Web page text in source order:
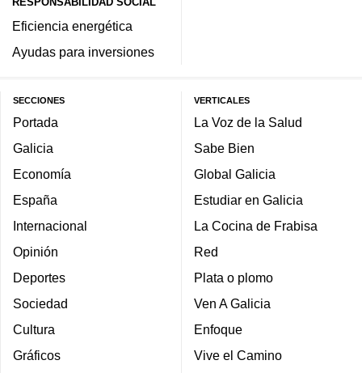
Eficiencia energética
Ayudas para inversiones
SECCIONES
Portada
Galicia
Economía
España
Internacional
Opinión
Deportes
Sociedad
Cultura
Gráficos
VERTICALES
La Voz de la Salud
Sabe Bien
Global Galicia
Estudiar en Galicia
La Cocina de Frabisa
Red
Plata o plomo
Ven A Galicia
Enfoque
Vive el Camino